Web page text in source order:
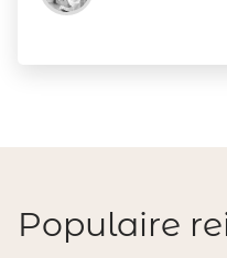
Populaire